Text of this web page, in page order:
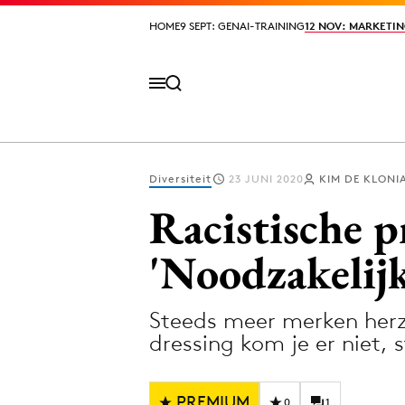
HOME9 SEPT: GENAI-TRAINING12 NOV:
HOME9 SEPT: GENAI-TRAINING12 NOV:
Design
Digital
Diversiteit
Diversiteit 23 JUNI 2020 KIM DE
Racistische
Steeds meer merken
dressing kom je er niet,
0 1